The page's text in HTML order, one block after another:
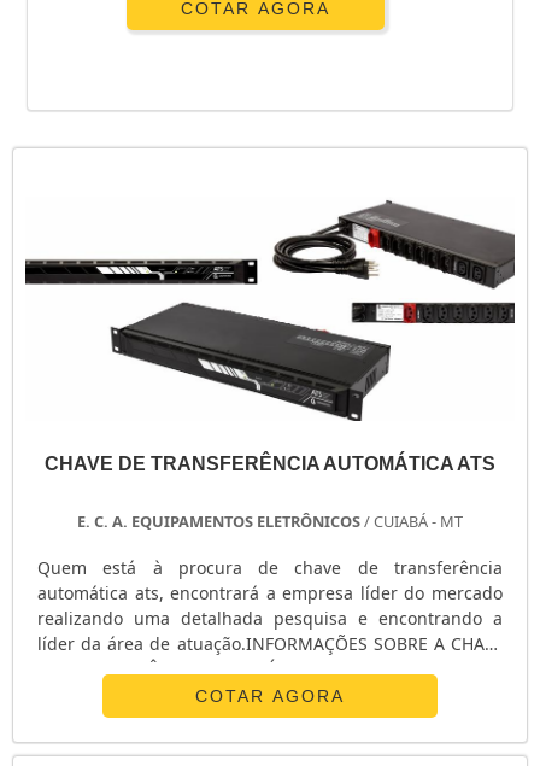
COTAR AGORA
CHAVE DE TRANSFERÊNCIA AUTOMÁTICA ATS
E. C. A. EQUIPAMENTOS ELETRÔNICOS/ CUIABÁ - MT
Quem está à procura de chave de transferência
automática ats, encontrará a empresa líder do mercado
realizando uma detalhada pesquisa e encontrando a
líder da área de atuação.INFORMAÇÕES SOBRE A CHAVE
DE TRANSFERÊNCIA AUTOMÁTICA ATSQuem procura por
chave de transferência automática ats em uma empresa
inovadora, acha o site da E. C. A. Equipamentos
Eletrônicos. Na companhia é possível encontrar
COTAR AGORA